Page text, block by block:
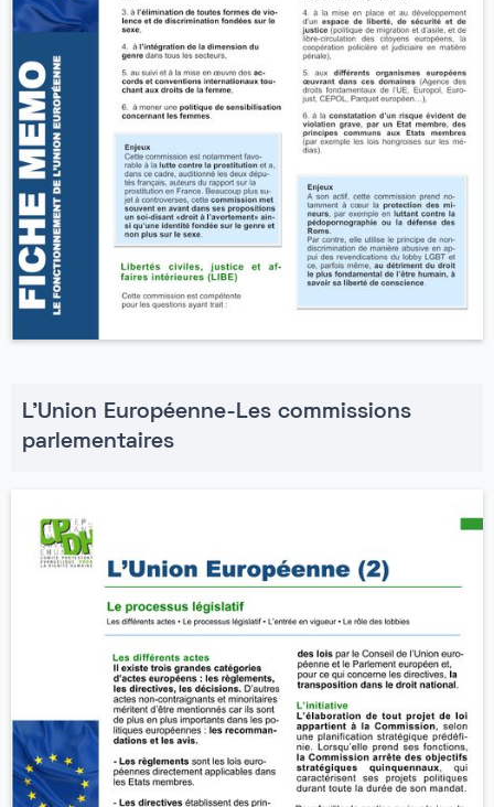
L'Union Européenne-Les commissions
parlementaires